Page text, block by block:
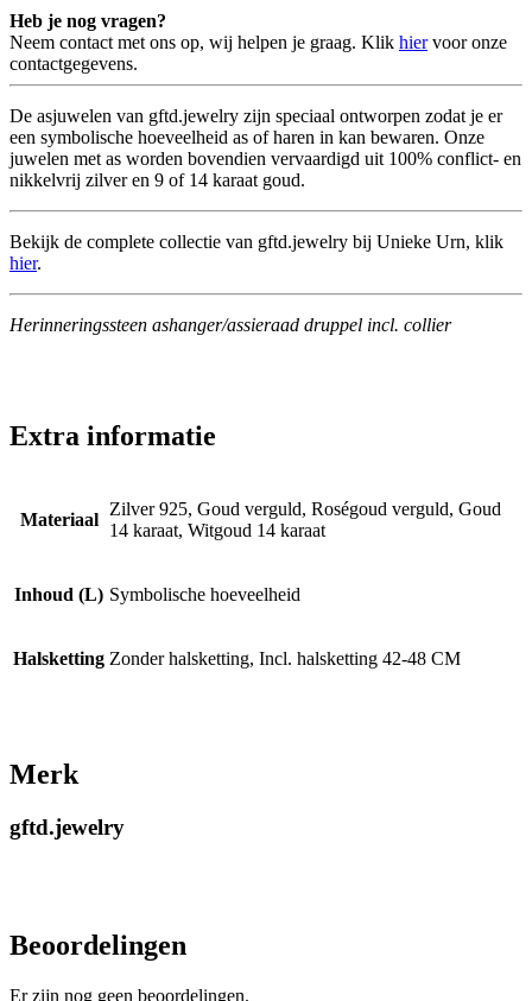
Heb je nog vragen?
Neem contact met ons op, wij helpen je graag. Klik hiervoor onze
contactgegevens.
De asjuwelen van gftd.jewelry zijn speciaal ontworpen zodat je er
een symbolische hoeveelheid as of haren in kan bewaren. Onze
juwelen met as worden bovendien vervaardigd uit 100% conflict- en
nikkelvrij zilver en 9 of 14 karaat goud.
Bekijk de complete collectie van gftd.jewelry bij Unieke Urn, klik
hier.
Herinneringssteen ashanger/assieraad druppel incl. collier
Extra informatie
Materiaal
Zilver 925, Goud verguld, Roségoud verguld, Goud
14 karaat, Witgoud 14 karaat
Inhoud (L) Symbolische hoeveelheid
Halsketting Zonder halsketting, Incl. halsketting 42-48 CM
Merk
gftd.jewelry
Beoordelingen
Er zijn nog geen beoordelingen.